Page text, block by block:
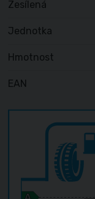
Zesílená
Jednotka
Hmotnost
EAN